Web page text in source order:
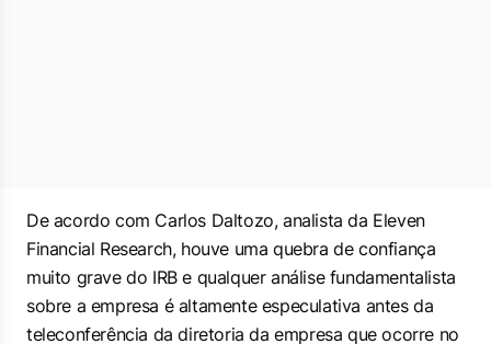
De acordo com Carlos Daltozo, analista da Eleven
Financial Research, houve uma quebra de confiança
muito grave do IRB e qualquer análise fundamentalista
sobre a empresa é altamente especulativa antes da
teleconferência da diretoria da empresa que ocorre no